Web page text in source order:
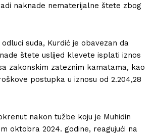
naknade nematerijalne štete zbog
suda, Kurdić je obavezan da
štete uslijed klevete isplati iznos
zakonskim zateznim kamatama, kao
postupka u iznosu od 2.204,28
nakon tužbe koju je Muhidin
oktobra 2024. godine, reagujući na